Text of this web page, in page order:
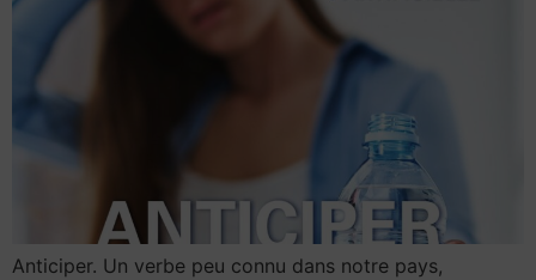
Anticiper. Un verbe peu connu dans notre pays,